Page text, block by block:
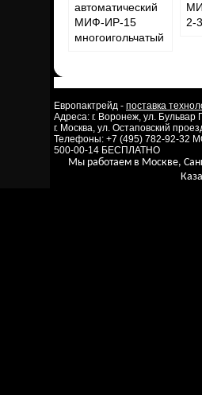
автоматический
МИФ-ИР-15
многоигольчатый
2-
Европактрейд - поставка
Адреса: г. Воронеж, ул.
г. Москва, ул. Остаповский
Телефоны: +7 (495) 782-92-32
500-00-14 БЕСПЛАТНО
Мы работаем в Москве,